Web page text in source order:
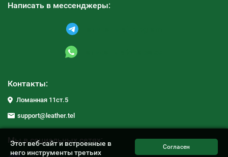
Написать в мессенджеры:
Контакты:
Ломанная 11ст.5
support@leather.tel
Мы в социальных сетях:
Этот веб-сайт и встроенные в
него инструменты третьих